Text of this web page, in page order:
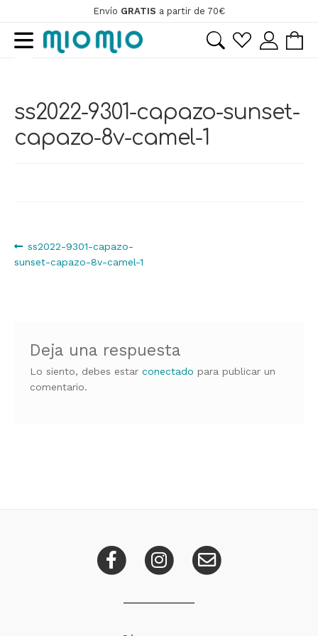
Envío GRATIS a partir de 70€
Ir
a
Ir
al
ss2022-9301-capazo-sunset-
capazo-8v-camel-1
Navegación
de
Anterior:
ss2022-9301-capazo-
sunset-capazo-8v-camel-1
Deja una respuesta
Lo siento, debes estarconectado para publicar un
comentario.